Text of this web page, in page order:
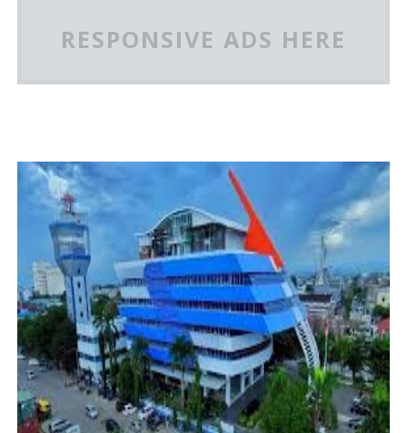
RESPONSIVE ADS HERE